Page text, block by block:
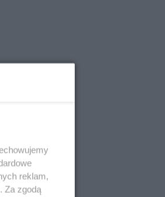
reklam,
Za zgodą